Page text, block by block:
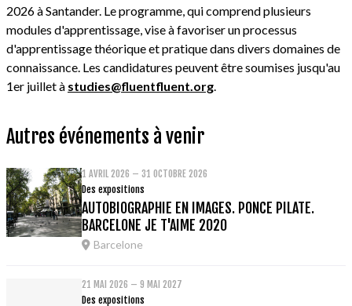
2026 à Santander. Le programme, qui comprend plusieurs
modules d'apprentissage, vise à favoriser un processus
d'apprentissage théorique et pratique dans divers domaines de
connaissance. Les candidatures peuvent être soumises jusqu'au
1er juillet à studies@fluentfluent.org.
Autres événements à venir
1 AVRIL 2026 – 31 OCTOBRE 2026
Des expositions
AUTOBIOGRAPHIE EN IMAGES. PONCE PILATE.
BARCELONE JE T'AIME 2020
Barcelone
21 MAI 2026 – 9 MAI 2027
Des expositions